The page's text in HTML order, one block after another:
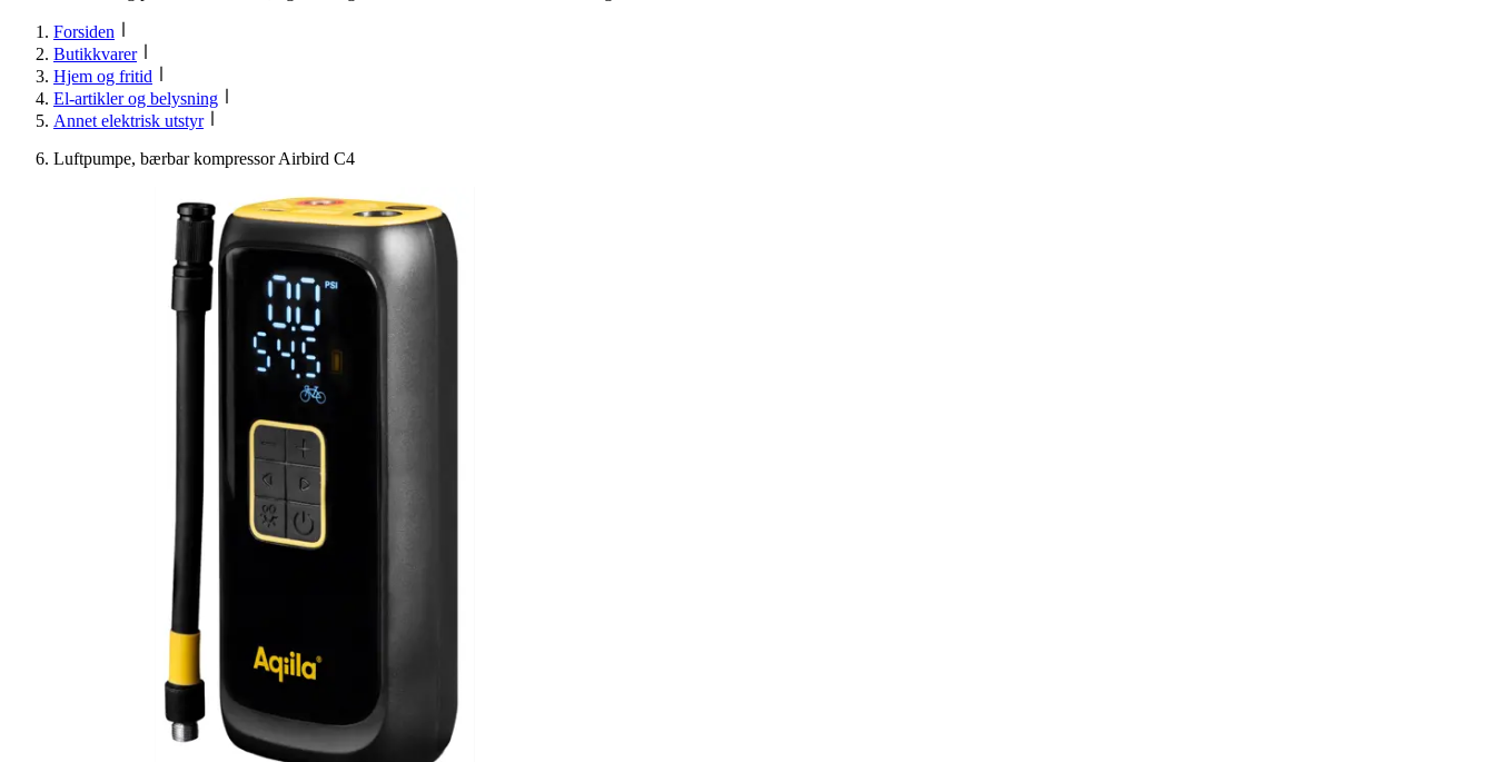
Forsiden
Butikkvarer
Hjem og fritid
El-artikler og belysning
Annet elektrisk utstyr
Luftpumpe, bærbar kompressor Airbird C4